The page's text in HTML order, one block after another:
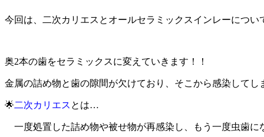
今回は、二次カリエスとオールセラミックスインレーについ
奥2本の歯をセラミックスに変えていきます！！
金属の詰め物と歯の隙間が欠けており、そこから感染してし
🌟二次カリエス とは…
一度処置した詰め物や被せ物が再感染し、もう一度虫歯に